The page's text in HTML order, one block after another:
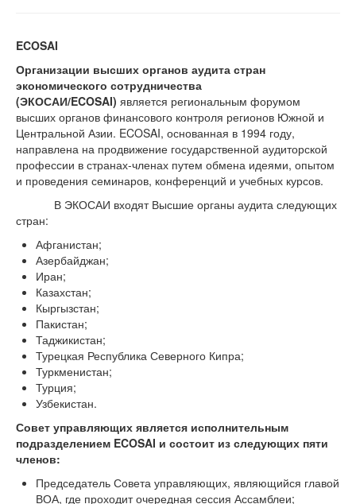
ECOSAI
Организации высших органов аудита стран
экономического сотрудничества
(ЭКОСАИ/ECOSAI) является региональным форумом
высших органов финансового контроля регионов Южной и
Центральной Азии. ECOSAI, основанная в 1994 году,
направлена на продвижение государственной аудиторской
профессии в странах-членах путем обмена идеями, опытом
и проведения семинаров, конференций и учебных курсов.
В ЭКОСАИ входят Высшие органы аудита следующих
стран:
Афганистан;
Азербайджан;
Иран;
Казахстан;
Кыргызстан;
Пакистан;
Таджикистан;
Турецкая Республика Северного Кипра;
Туркменистан;
Турция;
Узбекистан.
Совет управляющих является исполнительным
подразделением ECOSAI и состоит из следующих пяти
членов:
Председатель Совета управляющих, являющийся главой
ВОА, где проходит очередная сессия Ассамблеи;